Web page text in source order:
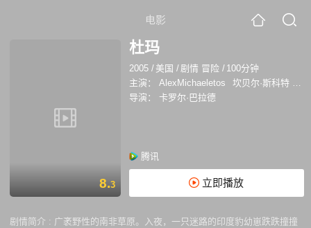
电影
8.3
杜玛
2005 / 美国 /剧情 冒险 / 100分钟
主演：
AlexMichaeletos 坎贝尔·斯科特
霍
导演：
卡罗尔·巴拉德
腾讯
立即播放
剧情简介 : 广袤野性的南非草原。入夜，一只迷路的印度豹幼崽跌跌撞撞